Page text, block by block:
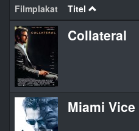
Filmplakat Titel
Collateral
Miami Vice